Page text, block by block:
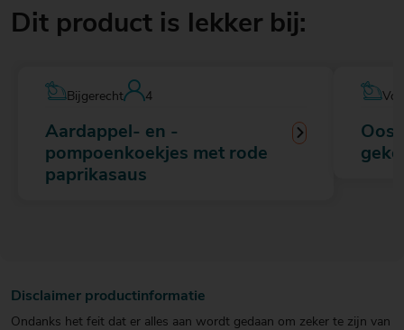
Dit product is lekker bij:
Bijgerecht 4
Aardappel- en ­
pompoenkoekjes met rode
paprikasaus
Disclaimer productinformatie
Ondanks het feit dat er alles aan wordt gedaan om zeker te zijn van